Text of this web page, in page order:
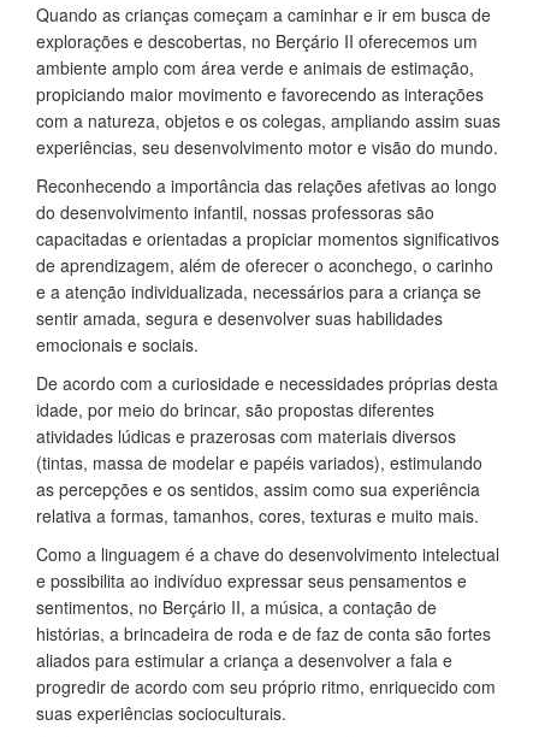
Quando as crianças começam a caminhar e ir em busca de
explorações e descobertas, no Berçário II oferecemos um
ambiente amplo com área verde e animais de estimação,
propiciando maior movimento e favorecendo as interações
com a natureza, objetos e os colegas, ampliando assim suas
experiências, seu desenvolvimento motor e visão do mundo.
Reconhecendo a importância das relações afetivas ao longo
do desenvolvimento infantil, nossas professoras são
capacitadas e orientadas a propiciar momentos significativos
de aprendizagem, além de oferecer o aconchego, o carinho
e a atenção individualizada, necessários para a criança se
sentir amada, segura e desenvolver suas habilidades
emocionais e sociais.
De acordo com a curiosidade e necessidades próprias desta
idade, por meio do brincar, são propostas diferentes
atividades lúdicas e prazerosas com materiais diversos
(tintas, massa de modelar e papéis variados), estimulando
as percepções e os sentidos, assim como sua experiência
relativa a formas, tamanhos, cores, texturas e muito mais.
Como a linguagem é a chave do desenvolvimento intelectual
e possibilita ao indivíduo expressar seus pensamentos e
sentimentos, no Berçário II, a música, a contação de
histórias, a brincadeira de roda e de faz de conta são fortes
aliados para estimular a criança a desenvolver a fala e
progredir de acordo com seu próprio ritmo, enriquecido com
suas experiências socioculturais.